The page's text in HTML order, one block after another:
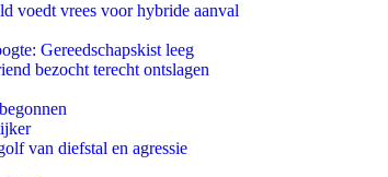
voedt vrees voor hybride aanval
Gereedschapskist leeg
bezocht terecht ontslagen
van diefstal en agressie